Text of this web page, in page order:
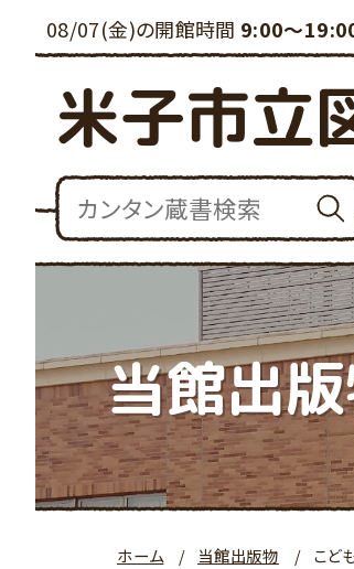
08/07(金)の開館時間 9:00～
米子市立
当館出
ホーム 当館出版物 こど